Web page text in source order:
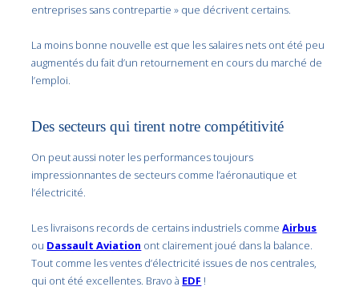
entreprises sans contrepartie » que décrivent certains.
La moins bonne nouvelle est que les salaires nets ont été peu
augmentés du fait d’un retournement en cours du marché de
l’emploi.
Des secteurs qui tirent notre compétitivité
On peut aussi noter les performances toujours
impressionnantes de secteurs comme l’aéronautique et
l’électricité.
Les livraisons records de certains industriels commeAirbus
ou Dassault Aviation ont clairement joué dans la balance.
Tout comme les ventes d’électricité issues de nos centrales,
qui ont été excellentes. Bravo à EDF !